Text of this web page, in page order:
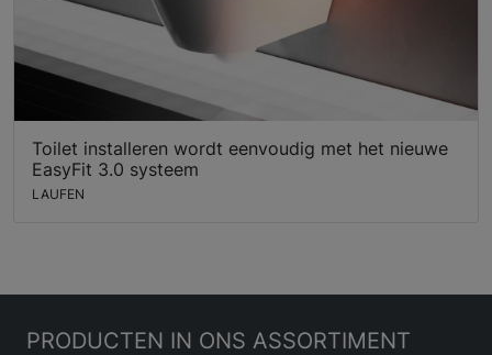
Toilet installeren wordt eenvoudig met het nieuwe
EasyFit 3.0 systeem
LAUFEN
PRODUCTEN IN ONS ASSORTIMENT